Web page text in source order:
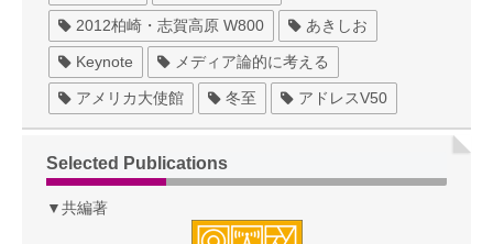
2012柏崎・志賀高原 W800 あきしお
Keynote メディア論的に考える
アメリカ大使館 冬至 アドレスV50
Selected Publications
▼共編著